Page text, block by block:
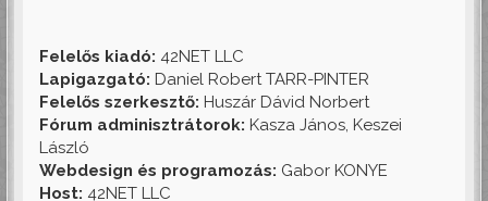
Felelős kiadó: 42NET LLC
Lapigazgató: Daniel Robert TARR-PINTER
Felelős szerkesztő: Huszár Dávid Norbert
Fórum adminisztrátorok: Kasza János, Keszei
László
Webdesign és programozás: Gabor KONYE
Host: 42NET LLC